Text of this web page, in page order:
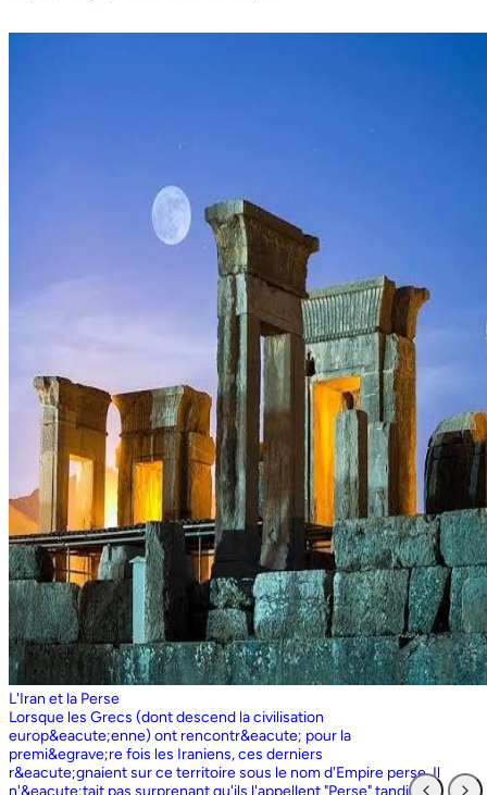
L'Iran et la Perse
Lorsque les Grecs (dont descend la civilisation europ&eacute;enne) ont rencontr&eacute; pour la premi&egrave;re fois les Iraniens, ces derniers r&eacute;gnaient sur ce territoire sous le nom d'Empire perse. Il n'&eacute;tait pas surprenant qu'ils l'appellent "Perse" tandis que les Perses, qui sont entr&eacute;s en contact pour la premi&egrave;re fois avec les Grecs ioniens, appelaient l'ensemble du territoire grec "Ionie". Aujourd'hui encore, les Iraniens utilisent le nom d'Ionie pour d&eacute;signer la Gr&egrave;ce (Yunan). La Perse ne faisait partie de l'Iran que dans la mesure o&ugrave; les Perses constituaient une partie du peuple iranien. Pourtant, elle avait parfois un sens encore plus large que l'Iran, car ce que l'on appelait historiquement la Perse ou l'empire perse comprenait non seulement un territoire beaucoup plus vaste que l'Iran actuel, mais aussi des pays et des peuples non iraniens comme l'&Eacute;gypte. "Perse" est rest&eacute; le terme europ&eacute;en pour l'Iran jusqu'en 1935, date &agrave; laquelle le gouvernement iranien a insist&eacute; pour que tous les pays appellent officiellement le pays par ce dernier nom. Mais le terme "Perse" a surv&eacute;cu et, encore aujourd'hui, pour de nombreux Occidentaux, la "Perse" a une connotation historique et culturelle beaucoup plus large que celle v&eacute;hicul&eacute;e par le terme "Iran", qu'ils confondaient parfois avec l'Irak. Beaucoup ne savent plus que l'Iran et la Perse sont la m&ecirc;me chose, pensant que l'Iran est aussi un pays arabe ! L'Iran actuel fait partie du plateau iranien, beaucoup plus vaste, dont l'ensemble a parfois fait partie de l'empire perse. Le pays est vaste, plus grand que le Royaume-Uni, la France, l'Espagne et l'Allemagne r&eacute;unis. Il est accident&eacute; et aride et, &agrave; l'exception de deux r&eacute;gions de plaine, il est constitu&eacute; de montagnes et de d&eacute;serts. Il y a deux grandes rang&eacute;es de montagnes, l'Alborz au nord, qui s'&eacute;tend du Caucase au nord-ouest jusqu'au Khorasan &agrave; l'est, et le Zagros, qui s'&eacute;tend de l'ouest au sud-est. Les grands d&eacute;serts, Dasht-e-Kavir et Dasht-e-Lut, tous deux situ&eacute;s &agrave; l'est, sont pratiquement inhabitables. Les deux r&eacute;gions de plaine sont le littoral de la mer Caspienne, qui se trouve au-dessous du niveau de la mer, a un climat subtropical et est couvert de for&ecirc;ts tropicales, et la plaine du Khuzestan au sud-ouest, qui est une continuation des terres fertiles de la M&eacute;sopotamie et est arros&eacute;e par le seul grand fleuve d'Iran, le Karun. Ainsi, la terre est abondante mais l'eau est rare, contrairement &agrave; un pays comme la Hollande o&ugrave; la terre est rare mais l'eau abondante. La raret&eacute; de l'eau a jou&eacute; un r&ocirc;le majeur non seulement en influen&ccedil;ant la nature et les syst&egrave;mes de l'agriculture iranienne, mais aussi un certain nombre de facteurs sociologiques cl&eacute;s, y compris la cause et la nature des &Eacute;tats iraniens. L'&eacute;tendue des montagnes et du d&eacute;sert a naturellement divis&eacute; la population iranienne en groupes relativement isol&eacute;s. Mais l'aridit&eacute; a jou&eacute; un r&ocirc;le encore plus important &agrave; cet &eacute;gard, et ce au niveau des plus petites unit&eacute;s sociales. Dans la majeure partie du pays, l'agriculture et l'&eacute;levage du b&eacute;tail n'&eacute;taient possibles que l&agrave; o&ugrave; l'eau de pluie naturelle, un petit ruisseau, un canal d'eau souterrain, appel&eacute; Qanat, ou une combinaison de ces &eacute;l&eacute;ments fournissait l'approvisionnement minimal n&eacute;cessaire en eau. Le Qanat ou Kariz est un d&eacute;veloppement ing&eacute;nieux des temps anciens, qui remonte &agrave; bien avant la fondation de l'empire perse. &Agrave; partir d'une nappe phr&eacute;atique existante dans les hautes terres, un tunnel est creus&eacute; sous le sol, en pente descendante vers les basses terres (pr&egrave;s des fermes environnantes) o&ugrave; il remonte &agrave; la surface. L'eau qui s'&eacute;coule de la source par gravit&eacute; est ensuite distribu&eacute;e par d'&eacute;troits canaux l&agrave; o&ugrave; elle est n&eacute;cessaire pour l'irrigation et d'autres usages. Le peuple iranien &Agrave; l'origine, les Iraniens &eacute;taient plus une ethnie qu'une nation et les perses se comptaient comme un groupe parmi un bon nombre des Iraniens. A part le pays qui s'appelle aujourd'hui l'Iran, l'Afghanistan et le Tadjikistan appartiennent &eacute;galement &agrave; un territoire iranien plus large dans leurs concepts historiques et culturels. En plus la domaine culturelle iranienne d&eacute;passe encore plus loin que la fronti&egrave;re de l&rsquo;ensemble de ces trois pays et s'&eacute;tendant jusqu&rsquo;au cot&eacute; nordique de l'Inde, l'Ouzb&eacute;kistan, le Turkm&eacute;nistan, le Caucase et l'Anatolie : Aujourd&rsquo;hui , c&rsquo;est ce que l&rsquo;on appelle &lsquo;&rsquo; Monde Persan&rsquo;&rsquo; La langue persane est une des langues iraniennes, alors qu&rsquo;il en existe d'autres vari&eacute;t&eacute;s dont le kurde et le pashto. En Iran, certaines langues locales sont encore parl&eacute;es en tant que des langues vivantes tandis que d&rsquo;autre langues r&eacute;gionales que l&rsquo;iranienne sont &eacute;galement parl&eacute;s en Iran tels que le turc et l&rsquo;arabe. En plus, d'autres formats de la langue persane sont parl&eacute;es en Afghanistan et au Tadjikistan, si bien que les r&eacute;sidents dans ces trois pays arrivent &agrave; se comprendre lors de la conversation et de la communication litt&eacute;raire. Egalement d'autres dialectes persans sont parl&eacute;s en Iran. A vraie dire , n&rsquo;importe quel argument &agrave; propos de l&rsquo;histoire de l&rsquo;Iran, de son &eacute;conomie et de sa politique ne serait pas raisonnable sauf qu&rsquo;on puisse tenir en compte les nomades qui ont &eacute;tabli leurs royaume &agrave; partir de l&rsquo;&eacute;poque des Perses au Qajars qui r&eacute;gnaient jusuq&rsquo;aux20&egrave;me si&egrave;cle. Suit &agrave; la recherches des p&acirc;turages encore plus verts et des sols fertils, diff&eacute;rents &eacute;thnies comme le turques, sont partis vers les r&eacute;gions au nord, nord-est et l&rsquo;est de la Perse . Apr&egrave;s avoir s&rsquo;h&eacute;berger , ils fallait qu&rsquo;ils se pr&eacute;par&egrave;rent pour faire face aux &eacute;nemies etrang&egrave;res . La s&egrave;cheresse, l&rsquo;aridit&eacute; et la densit&eacute; de la population dan leurs propres r&eacute;gions fut la cause de l&rsquo;immigration vers la Perse. D&rsquo;autre part la manqu&eacute; de la pluie et l&rsquo;aridit&eacute; en Iran causait la miragartion des gens vers des r&eacute;gions plus verts : ils se d&eacute;pla&ccedil;aient tous les ann&eacute;es, pour aller vers les r&eacute;gions o&ugrave; il faisait agr&eacute;able pendant l&rsquo;hiver et des r&eacute;gions o&ugrave; le climat faisait moins chaud au cours de l&rsquo;&eacute;t&eacute;. En comparaison avec les les s&eacute;dentaires, les nomades ont des puissances militaires et ils sont plus dynamiques, et plus nombreux que les villageoises qu'ils attaquaient. Ces particularit&eacute;s permettent &agrave; une tribu ou &agrave; un ensemble de tribus de faire diriger les autres vers la formation d&rsquo;un &eacute;tat central : Ensuite il faisait les n&eacute;cessaires pour collecter directement ou via un moyen indirect, la totalit&eacute; des produits agricoles exc&eacute;dentaires pour fournir les affaires financi&egrave;res. Ainsi il devient un &eacute;tat central et capable &agrave; taille de contr&ocirc;ler, d'administrer et de d&eacute;fendre ses vastes territoires. La plupart des souverains iraniens se d&eacute;pla&ccedil;aient la plupart du temps et cette caract&eacute;ristique est racin&eacute; dans leurs origines et leurs esprits. Par exemple les Ach&eacute;m&eacute;nides dirigeaient leurs trois capitales et se d&eacute;pla&ccedil;aient entre : Suse, Pers&eacute;polis et Ecbatane et parfois quatre si on fait inclure la Babylon. D&egrave;s le d&eacute;but ; tous les gouvernements iraniens jusqu&rsquo;au 20&egrave;me si&egrave;cle, on &eacute;t&eacute; fond&eacute;s par des tribus nomades et apr&egrave;s avoir &ecirc;tre uni au sein du gouvernement , il fallait se pr&eacute;parer pour faire face aux d&eacute;fis comme l&rsquo;invasion des nomades dans le pays et ceux qui pourraient attaquer depuis des terres au-del&agrave; des fronti&egrave;res. D'une mani&egrave;re historique, l'Iran a &eacute;t&eacute; le carrefour entre l'Asie et l'Europe, l'Est et l'Ouest. Les personnes, les biens ainsi que les croyances, les normes et produits culturels y sont pass&eacute;s, g&eacute;n&eacute;ralement d'est en ouest, mais pas toujours. L'influence orientale &eacute;tait telle que beaucoup des anciens mythes et l&eacute;gendes iraniens provenaient des terres orientales de l'Iran, bien que l'islam et les Arabes soient venus de la direction oppos&eacute;e. Cette situation g&eacute;ographique particuli&egrave;re a donn&eacute; lieu &agrave; ce que l'on peut appeler &laquo; l'effet carrefour &raquo;, &agrave; la fois d&eacute;stabilisant et enrichissant le pays ; rendant ses habitants hospitaliers et amicaux envers les &eacute;trangers et aussi tr&egrave;s conscients de leur particularit&eacute;. L'une des cons&eacute;quences de l'effet de carrefour est le fait que l'Iran est maintenant peupl&eacute; d&rsquo;une vari&eacute;t&eacute; de communaut&eacute;s ethniques et linguistiques incluant ceux dont la langue maternelle est le persan, ainsi que les Kurdes, les Turcs, les Arabes, les Baloutches, etc. On rencontre les Turcophones dans la r&eacute;gion Nord-ouest de l'Azerba&iuml;djan, aujourd'hui divis&eacute;e en plusieurs provinces, &agrave; la fronti&egrave;re de la Turquie et du Caucase. D'autres peuples turcophones, comme les Turkm&egrave;nes du Centre-nord-est et les tribus turcophones comm